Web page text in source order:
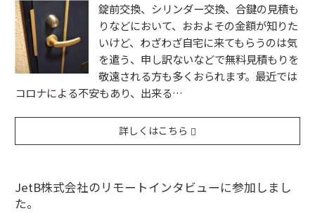
錠前交換、シリンダー交換、合鍵の見積も
りなどにおいて、おおよその金額が知りた
いけど、わざわざ自宅に来てもらうのは気
を遣う、申し訳ないなどで無料見積もりを
敬遠される方も多くおられます。最近では
コロナによる不安もあり、出来る…
詳しくはこちら
JetB株式会社のリモートインタビューに参加しまし
た。